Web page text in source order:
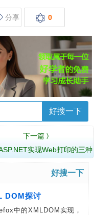
分享 0
好搜一下
下一篇 〉
实现Web打印的三种
好搜一下
DOM探讨
中的XMLDOM实现，